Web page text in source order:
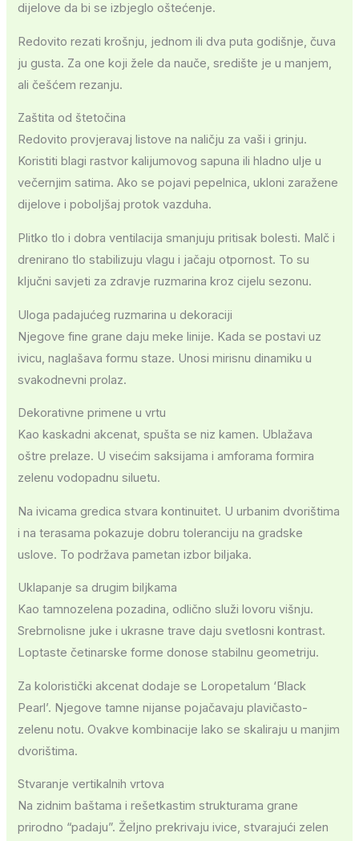
dijelove da bi se izbjeglo oštećenje.
Redovito rezati krošnju, jednom ili dva puta godišnje, čuva
ju gusta. Za one koji žele da nauče, središte je u manjem,
ali češćem rezanju.
Zaštita od štetočina
Redovito provjeravaj listove na naličju za vaši i grinju.
Koristiti blagi rastvor kalijumovog sapuna ili hladno ulje u
večernjim satima. Ako se pojavi pepelnica, ukloni zaražene
dijelove i poboljšaj protok vazduha.
Plitko tlo i dobra ventilacija smanjuju pritisak bolesti. Malč i
drenirano tlo stabilizuju vlagu i jačaju otpornost. To su
ključni savjeti za zdravje ruzmarina kroz cijelu sezonu.
Uloga padajućeg ruzmarina u dekoraciji
Njegove fine grane daju meke linije. Kada se postavi uz
ivicu, naglašava formu staze. Unosi mirisnu dinamiku u
svakodnevni prolaz.
Dekorativne primene u vrtu
Kao kaskadni akcenat, spušta se niz kamen. Ublažava
oštre prelaze. U visećim saksijama i amforama formira
zelenu vodopadnu siluetu.
Na ivicama gredica stvara kontinuitet. U urbanim dvorištima
i na terasama pokazuje dobru toleranciju na gradske
uslove. To podržava pametan izbor biljaka.
Uklapanje sa drugim biljkama
Kao tamnozelena pozadina, odlično služi lovoru višnju.
Srebrnolisne juke i ukrasne trave daju svetlosni kontrast.
Loptaste četinarske forme donose stabilnu geometriju.
Za koloristički akcenat dodaje se Loropetalum ‘Black
Pearl’. Njegove tamne nijanse pojačavaju plavičasto-
zelenu notu. Ovakve kombinacije lako se skaliraju u manjim
dvorištima.
Stvaranje vertikalnih vrtova
Na zidnim baštama i rešetkastim strukturama grane
prirodno “padaju”. Željno prekrivaju ivice, stvarajući zelen